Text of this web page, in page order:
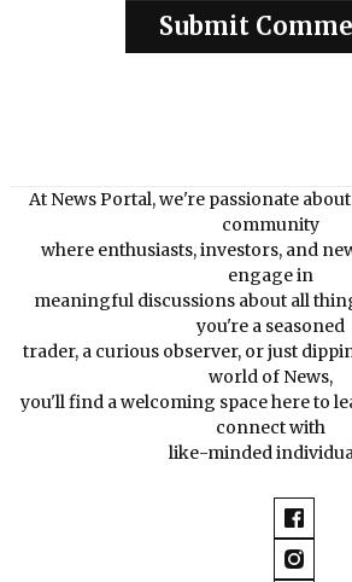
At News Portal, we're passionate
community
where enthusiasts, investors, and
engage in
meaningful discussions about all
you're a seasoned
trader, a curious observer, or just
world of News,
you'll find a welcoming space here to
connect with
like-minded